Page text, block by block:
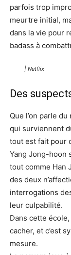
parfois trop
meurtre initial,
dans la vie pour
badass à
| Netflix
Des
Que l’on parle
qui surviennent
tout est fait pour
Yang Jong-hoon
tout comme Han
des deux
interrogations
leur culpabilité.
Dans cette
cacher, et c’est
mesure.